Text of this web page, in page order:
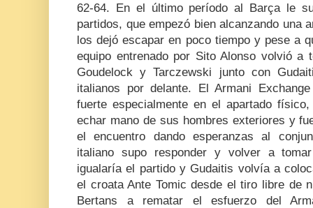
62-64. En el último período al Barça le
partidos, que empezó bien alcanzando una
los dejó escapar en poco tiempo y pese a
equipo entrenado por Sito Alonso volvió a
Goudelock y Tarczewski junto con
italianos por delante. El Armani
fuerte especialmente en el apartado
echar mano de sus hombres exteriores y
el encuentro dando esperanzas al
italiano supo responder y volver a
igualaría el partido y Gudaitis volvía a
el croata Ante Tomic desde el tiro libre de
Bertans a rematar el esfuerzo del